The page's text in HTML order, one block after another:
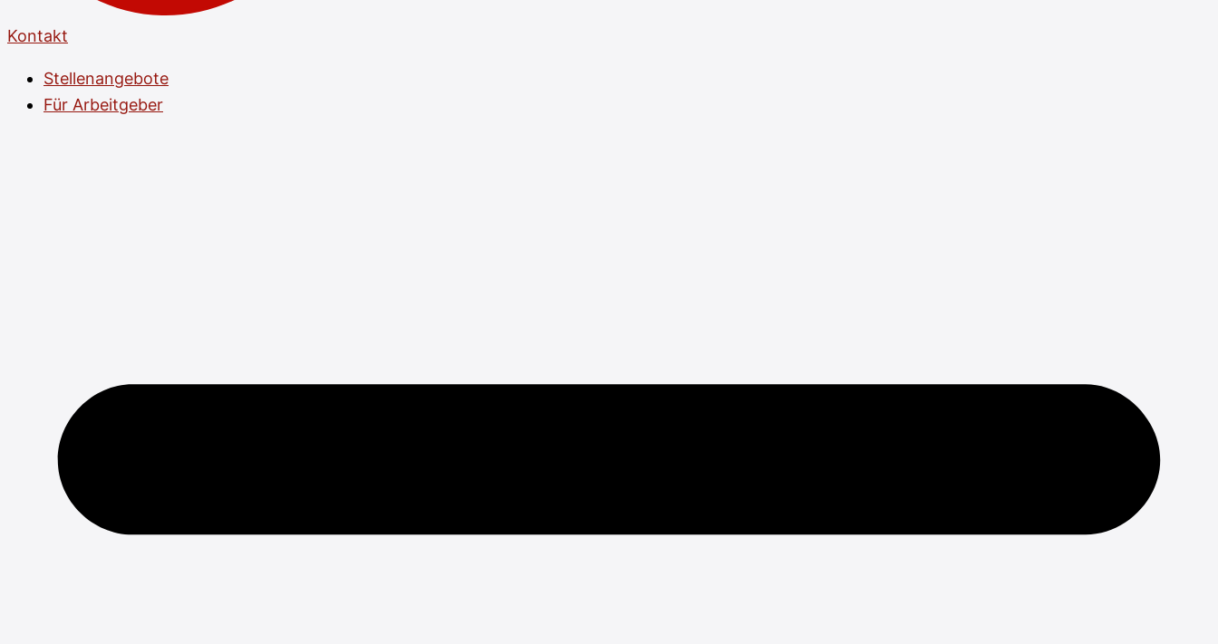
Kontakt
Stellenangebote
Für Arbeitgeber